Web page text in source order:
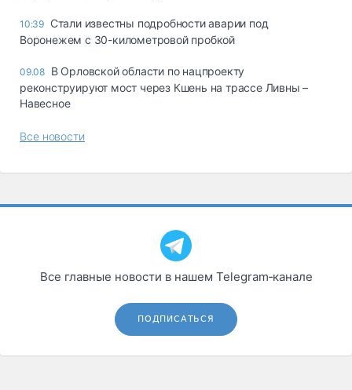
10:39 Стали известны подробности аварии под
Воронежем с 30-километровой пробкой
09.08 В Орловской области по нацпроекту
реконструируют мост через Кшень на трассе Ливны –
Навесное
Все новости
Все главные новости в нашем Telegram‑канале
ПОДПИСАТЬСЯ